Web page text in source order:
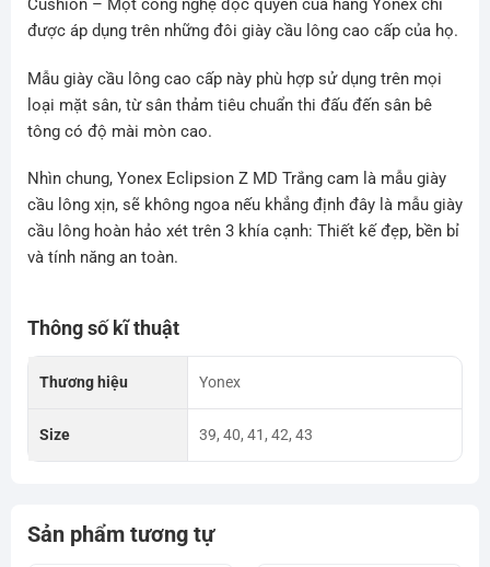
Cushion – Một công nghệ độc quyền của hãng Yonex chỉ
được áp dụng trên những đôi giày cầu lông cao cấp của họ.
Mẫu giày cầu lông cao cấp này phù hợp sử dụng trên mọi
loại mặt sân, từ sân thảm tiêu chuẩn thi đấu đến sân bê
tông có độ mài mòn cao.
Nhìn chung, Yonex Eclipsion Z MD Trắng cam là mẫu giày
cầu lông xịn, sẽ không ngoa nếu khẳng định đây là mẫu giày
cầu lông hoàn hảo xét trên 3 khía cạnh: Thiết kế đẹp, bền bỉ
và tính năng an toàn.
Thông số kĩ thuật
Thương hiệu Yonex
Size 39, 40, 41, 42, 43
Sản phẩm tương tự